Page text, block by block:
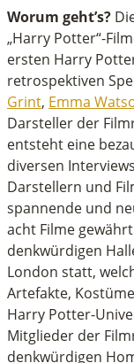
Worum geht’s?
„Harry Potter“-
ersten Harry
retrospektiven
Grint, Emma
Darsteller der
entsteht eine
diversen
Darstellern und
spannende und
acht Filme
denkwürdigen
London statt,
Artefakte,
Harry Potter-
Mitglieder der
denkwürdigen